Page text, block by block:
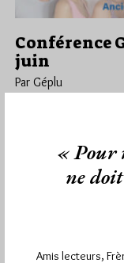
Conférence
juin
Par Géplu
Montmorency
« Pour
ne
Amis lecteurs,